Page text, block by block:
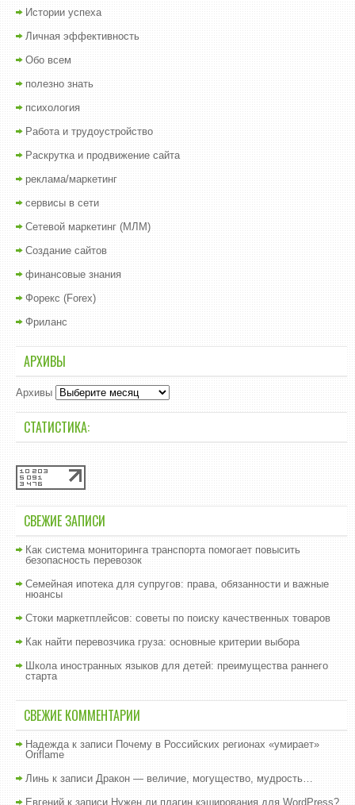
Истории успеха
Личная эффективность
Обо всем
полезно знать
психология
Работа и трудоустройство
Раскрутка и продвижение сайта
реклама/маркетинг
сервисы в сети
Сетевой маркетинг (МЛМ)
Создание сайтов
финансовые знания
Форекс (Forex)
Фриланс
АРХИВЫ
Архивы
СТАТИСТИКА:
СВЕЖИЕ ЗАПИСИ
Как система мониторинга транспорта помогает повысить
безопасность перевозок
Семейная ипотека для супругов: права, обязанности и важные
нюансы
Стоки маркетплейсов: советы по поиску качественных товаров
Как найти перевозчика груза: основные критерии выбора
Школа иностранных языков для детей: преимущества раннего
старта
СВЕЖИЕ КОММЕНТАРИИ
Надеждак записи Почему в Российских регионах «умирает»
Oriflame
Линь к записи Дракон — величие, могущество, мудрость…
Евгений к записи Нужен ли плагин кэширования для WordPress?